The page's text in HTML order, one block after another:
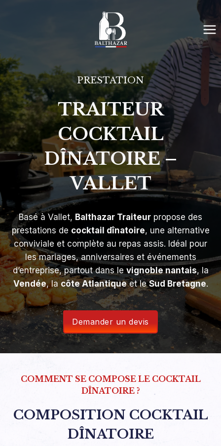
PRESTATION
TRAITEUR
COCKTAIL
DÎNATOIRE –
VALLET
Basé à Vallet, Balthazar Traiteur propose des
prestations de cocktail dînatoire, une alternative
conviviale et complète au repas assis. Idéal pour
les mariages, anniversaires et événements
d’entreprise, partout dans le vignoble nantais, la
Vendée, la côte Atlantiqueet leSud Bretagne.
Demander un devis
COMMENT SE COMPOSE LE COCKTAIL
DÎNATOIRE ?
COMPOSITION COCKTAIL
DÎNATOIRE